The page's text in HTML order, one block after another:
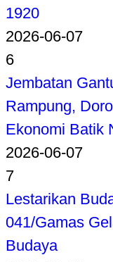
1920
2026-06-07
6
Jembatan
Rampung,
Ekonomi Batik
2026-06-07
7
Lestarikan
041/Gamas
Budaya